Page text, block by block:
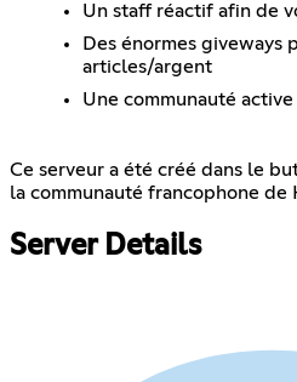
Un staff réactif afin de
Des énormes giveways
articles/argent
Une communauté
Ce serveur a été créé dans le
la communauté francophone de
Server Details